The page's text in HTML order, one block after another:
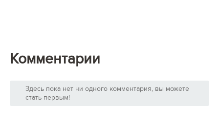
Комментарии
Здесь пока нет ни одного комментария, вы можете
стать первым!